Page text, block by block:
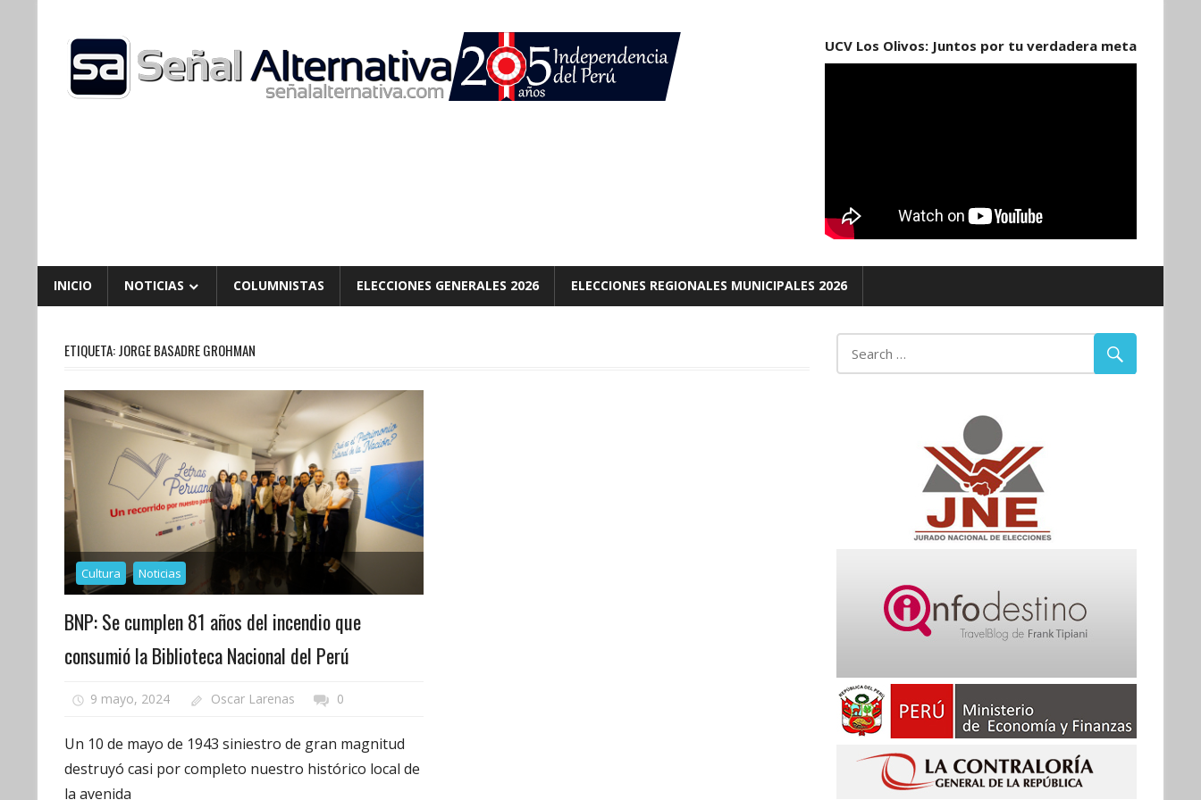
content
UCV Los Olivos: Juntos por tu verdadera meta
INICIO NOTICIAS COLUMNISTAS ELECCIONES GENERALES 2026 ELECCIONES REGIONALES MUNICIPALES 2026
ETIQUETA:JORGE BASADRE GROHMAN
Cultura Noticias
BNP: Se cumplen 81 años del incendio que
consumió la Biblioteca Nacional del Perú
9 mayo, 2024 Oscar Larenas 0
Un 10 de mayo de 1943 siniestro de gran magnitud
destruyó casi por completo nuestro histórico local de
la avenida